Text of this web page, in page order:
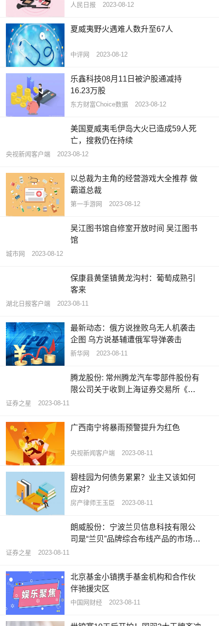
人民日报 2023-08-12
夏威夷野火遇难人数升至67人
中评网 2023-08-12
乐鑫科技08月11日被沪股通减持
16.23万股
东方财富Choice数据 2023-08-12
美国夏威夷毛伊岛大火已造成59人死
亡，搜救仍在持续
央视新闻客户端 2023-08-12
以总裁为主角的经营游戏大全推荐 做
霸道总裁
第一手游网 2023-08-12
吴江图书馆自修室开放时间 吴江图书
馆
城市网 2023-08-12
保康县黄堡镇黄龙沟村：葡萄成熟引
客来
湖北日报客户端 2023-08-11
最新动态：俄方说挫败乌无人机袭击
企图 乌方说基辅遭俄军导弹袭击
新华网 2023-08-11
腾龙股份: 常州腾龙汽车零部件股份有
限公司关于收到上海证券交易所《关
请文件的第二轮审核问询函》的公告
证券之星 2023-08-11
广西南宁将暴雨预警提升为红色
央视新闻客户端 2023-08-11
碧桂园为何债务累累？业主又该如何
应对？
房产律师王玉臣 2023-08-11
朗威股份：宁波兰贝信息科技有限公
司是“兰贝”品牌综合布线产品的市场开
证券之星 2023-08-11
北京基金小镇携手基金机构和合作伙
伴驰援灾区
中国网财经 2023-08-11